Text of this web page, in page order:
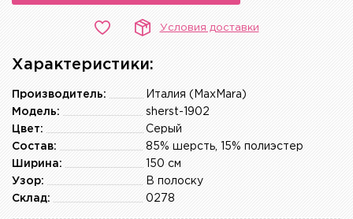
Условия доставки
Характеристики:
Италия (MaxMara)
Производитель:
sherst-1902
Модель:
Серый
Цвет:
85% шерсть, 15% полиэстер
Состав:
150 см
Ширина:
В полоску
Узор:
0278
Склад: